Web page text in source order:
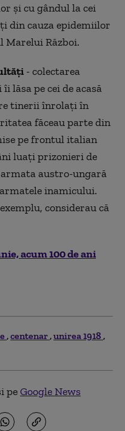
şi cu gândul la cei
din cauza epidemiilor
Marelui Război.
- colectarea
lăsa pe cei de acasă
tinerii înrolaţi în
făceau parte din
pe frontul italian
luaţi prizonieri de
austro-ungară
inamicului.
considerau că
acum 100 de ani
centenar unirea 1918
peGoogle News